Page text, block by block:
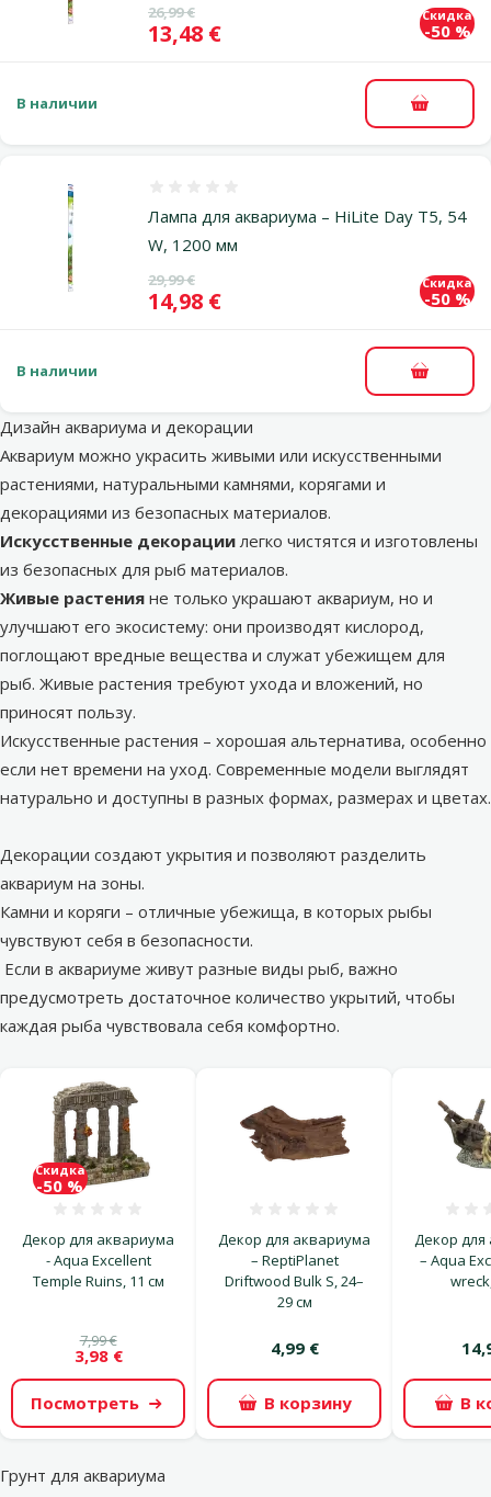
Исходная цена
26,99 €
Цена
13,48 €
Скидка
-50 %
В наличии В
Лампа для аквариума – HiLite Day T5, 54
W, 1200 мм
Исходная цена
29,99 €
Цена
14,98 €
Скидка
-50 %
В наличии В
Дизайн аквариума и декорации
Аквариум можно украсить живыми или искусственными
растениями, натуральными камнями, корягами и
декорациями из безопасных материалов.
Искусственные декорациилегко чистятся и изготовлены
из безопасных для рыб материалов.
Живые растения не только украшают аквариум, но и
улучшают его экосистему: они производят кислород,
поглощают вредные вещества и служат убежищем для
рыб. Живые растения требуют ухода и вложений, но
приносят пользу.
Искусственные растения – хорошая альтернатива, особенно
если нет времени на уход. Современные модели выглядят
натурально и доступны в разных формах, размерах и цветах.
Декорации создают укрытия и позволяют разделить
аквариум на зоны.
Камни и коряги – отличные убежища, в которых рыбы
чувствуют себя в безопасности.
Если в аквариуме живут разные виды рыб, важно
предусмотреть достаточное количество укрытий, чтобы
каждая рыба чувствовала себя комфортно.
Декор для аквариума
- Aqua Excellent
Temple Ruins, 11 см
7,99 €
3,98 €
Скидка
-50 %
Посмотреть
Декор для аквариума
– ReptiPlanet
Driftwood Bulk S, 24–
29 см
4,99 €
В корзину
Декор
– Aqua
В
Грунт для аквариума